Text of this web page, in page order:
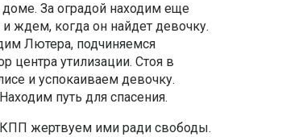
За оградой находим еще
ждем, когда он найдет девочку.
Лютера, подчиняемся
центра утилизации. Стоя в
и успокаиваем девочку.
путь для спасения.
жертвуем ими ради свободы.